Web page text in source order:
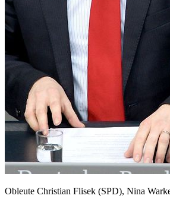
Obleute Christian Flisek (SPD), Nina